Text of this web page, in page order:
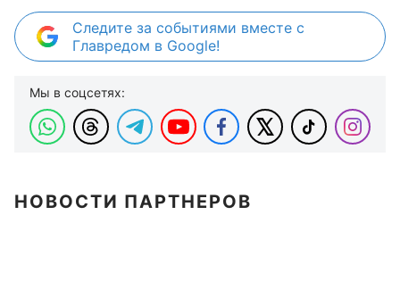
Следите за событиями вместе с
Главредом в Google!
Мы в соцсетях:
НОВОСТИ ПАРТНЕРОВ